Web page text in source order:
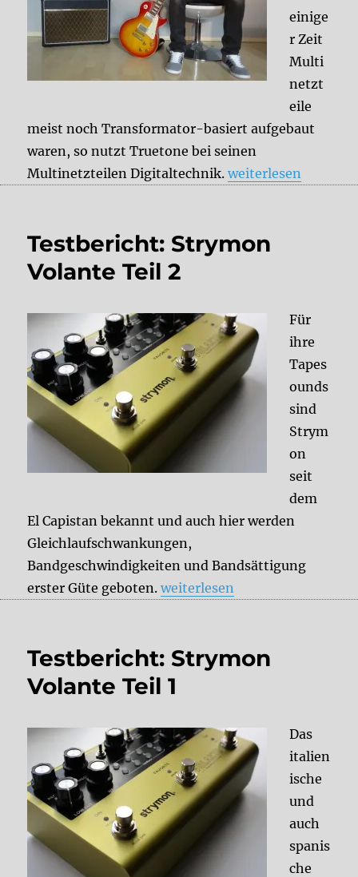
einige
r Zeit
Multi
netzt
eile
meist noch Transformator-basiert aufgebaut
waren, so nutzt Truetone bei seinen
Multinetzteilen Digitaltechnik.„Tips & Tricks:
weiterlesen
Testbericht: Strymon
Volante Teil 2
Für
ihre
Tapes
ounds
sind
Strym
on
seit
dem
El Capistan bekannt und auch hier werden
Gleichlaufschwankungen,
Bandgeschwindigkeiten und Bandsättigung
erster Güte geboten.„Testbericht: Strymon
weiterlesen
Testbericht: Strymon
Volante Teil 1
Das
italien
ische
und
auch
spanis
che